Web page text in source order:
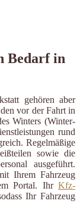
Bedarf in
gehören aber
vor der Fahrt in
Winters (Winter-
rund
Regelmäßige
sowie die
ausgeführt.
Ihrem Fahrzeug
Portal. Ihr Kfz-
Ihr Fahrzeug